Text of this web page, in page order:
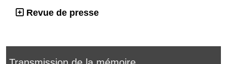
Revue de presse